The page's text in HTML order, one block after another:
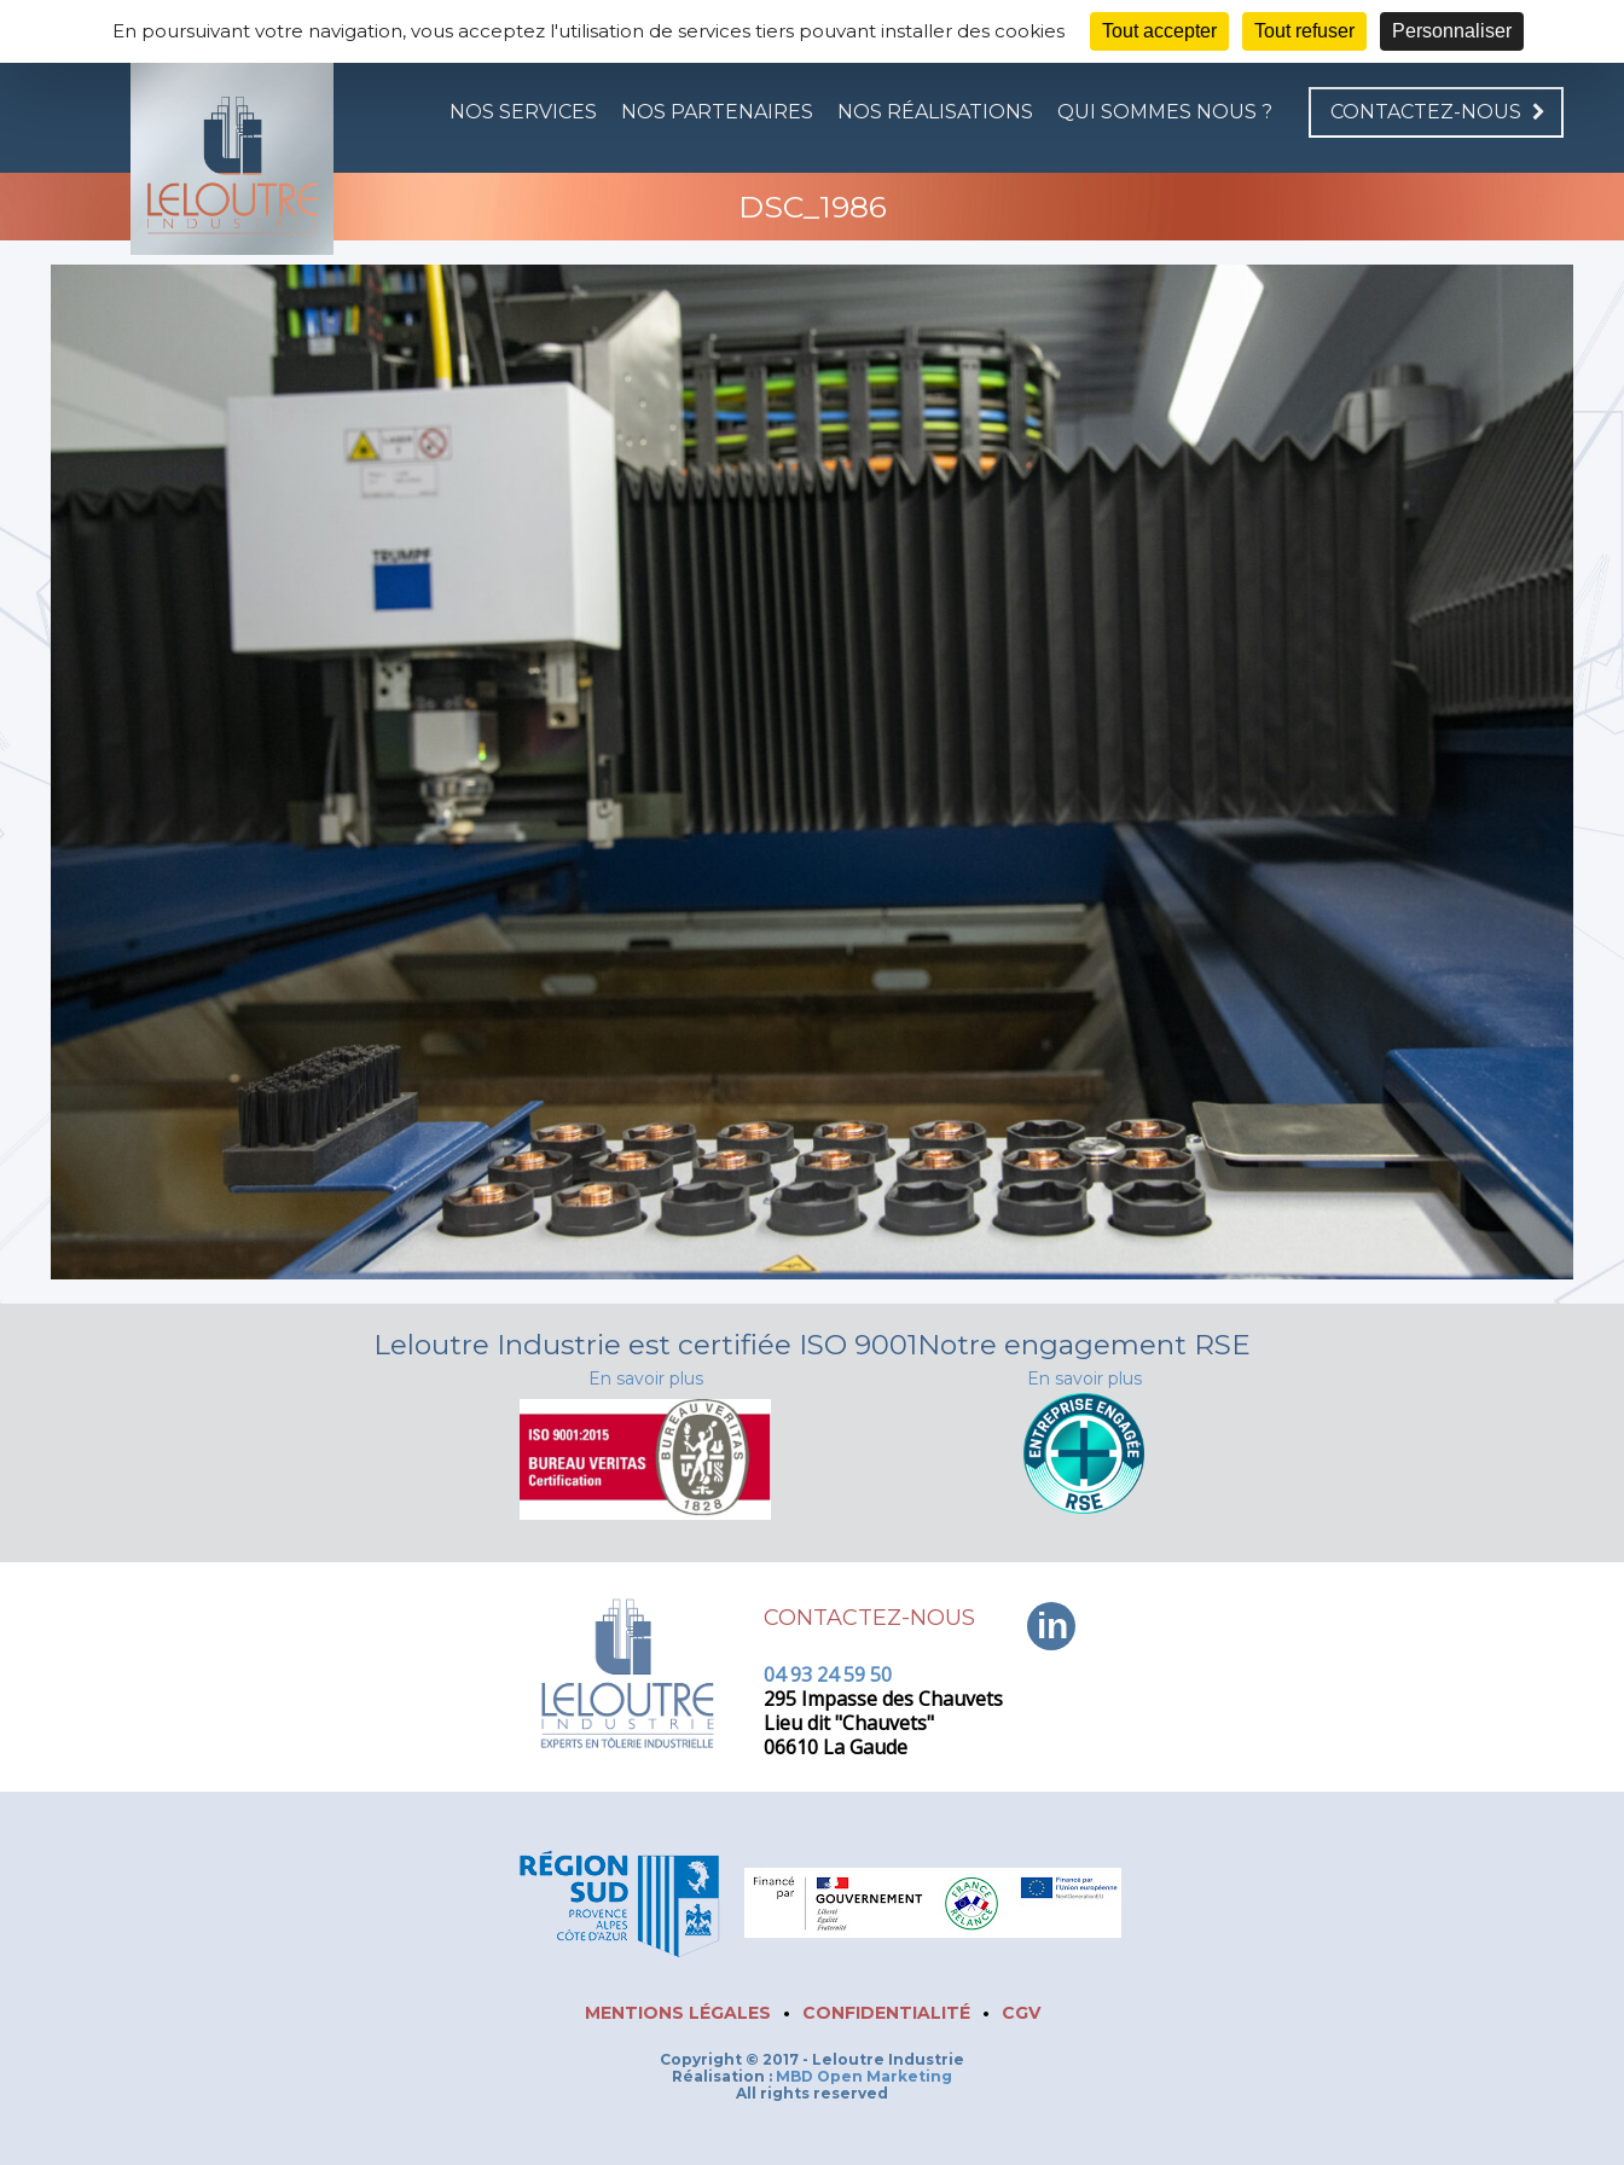
LELOUTRE INDUSTRIE — TÔLERIE INDUSTRIELLE DE PRÉCISION — DÉCOUPE LASER
NOS SERVICES NOS PARTENAIRES NOS RÉALISATIONS QUI SOMMES NOUS ? CONTACTEZ-NOUS
DSC_1986
Leloutre Industrie est certifiée ISO 9001
En savoir plus
Notre engagement RSE
En savoir plus
CONTACTEZ-NOUS
04 93 24 59 50
295 Impasse des Chauvets
Lieu dit "Chauvets"
06610 La Gaude
in
MENTIONS LÉGALES • CONFIDENTIALITÉ • CGV
Copyright © 2017 - Leloutre Industrie
Réalisation : MBD Open Marketing
All rights reserved
En poursuivant votre navigation, vous acceptez l'utilisation de services tiers pouvant installer des cookies Tout accepter Tout refuser Personnaliser